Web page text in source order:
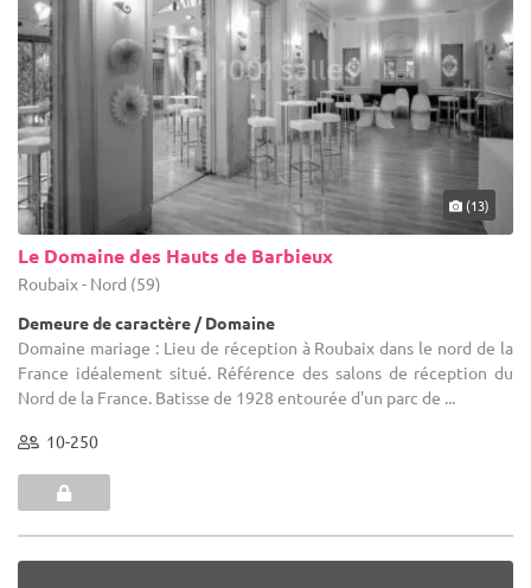
(13)
Le Domaine des Hauts de Barbieux
Roubaix - Nord (59)
Demeure de caractère / Domaine
Domaine mariage : Lieu de réception à Roubaix dans le nord de la
France idéalement situé. Référence des salons de réception du
Nord de la France. Batisse de 1928 entourée d'un parc de ...
10-250